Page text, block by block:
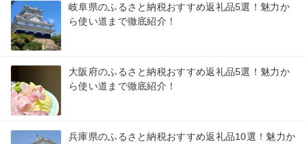
岐阜県のふるさと納税おすすめ返礼品5選！魅力か
ら使い道まで徹底紹介！
大阪府のふるさと納税おすすめ返礼品5選！魅力か
ら使い道まで徹底紹介！
兵庫県のふるさと納税おすすめ返礼品10選！魅力か